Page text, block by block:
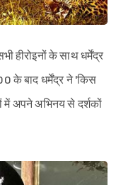
हीरोइनों के साथ धर्मेंद्र
के बाद धर्मेंद्र ने 'किस
में अपने अभिनय से दर्शकों